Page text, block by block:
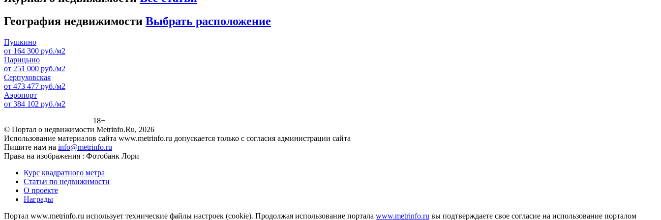
География недвижимости Выбрать расположение
Пушкино
от 164 300 руб./м2
Царицыно
от 251 000 руб./м2
Серпуховская
от 473 477 руб./м2
Аэропорт
от 384 102 руб./м2
18+
© Портал о недвижимости Metrinfo.Ru, 2026
Использование материалов сайта www.metrinfo.ru допускается только с согласия администрации сайта
Пишите нам на info@metrinfo.ru
Права на изображения : Фотобанк Лори
Курс квадратного метра
Статьи по недвижимости
О проекте
Награды
Портал www.metrinfo.ru использует технические файлы настроек (cookie). Продолжая использование портала www.metrinfo.ru вы подтверждаете свое согласие на использование порталом